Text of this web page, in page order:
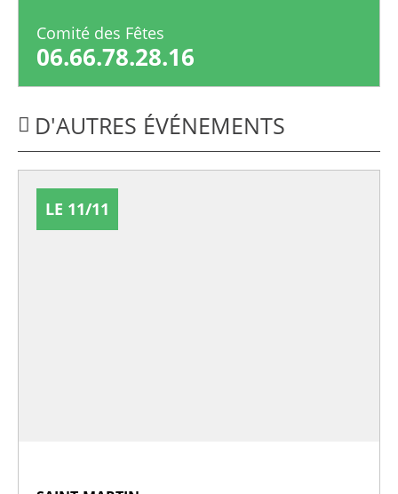
Comité des Fêtes
06.66.78.28.16
D'AUTRES ÉVÉNEMENTS
LE 11/11